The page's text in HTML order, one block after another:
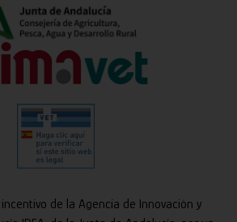
de la Agencia de Innovación y